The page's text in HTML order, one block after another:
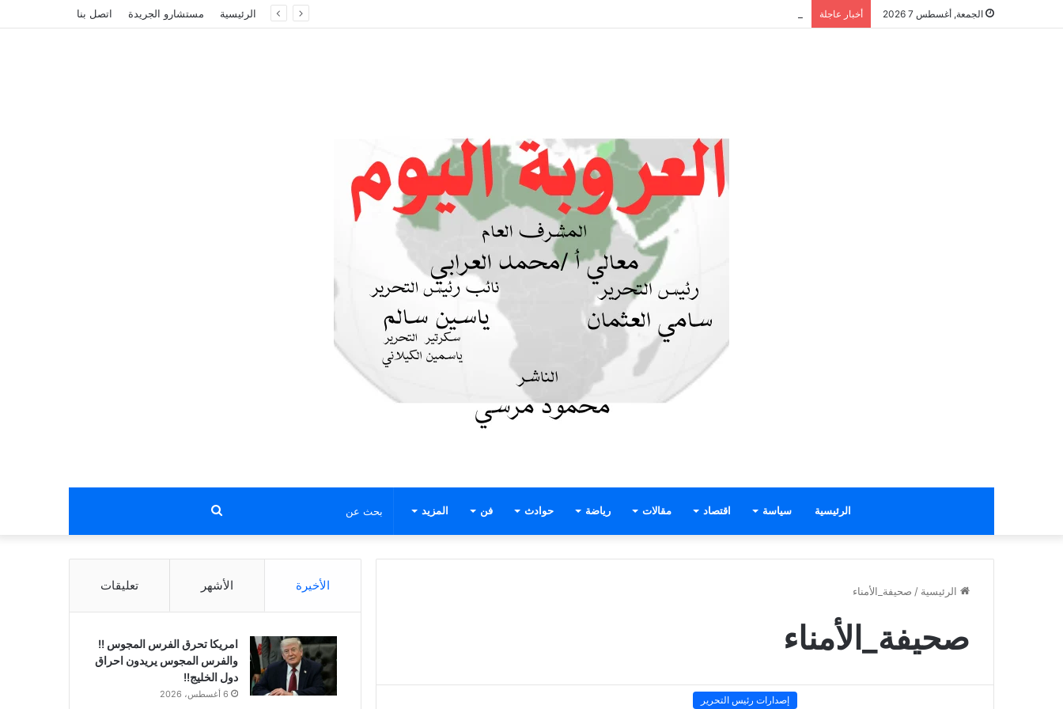
الجمعة, أغسطس 7 2026 أخبار عاجلة الرئيسية مستشارو الجريدة اتصل بنا
الرئيسية سياسة اقتصاد مقالات رياضة حوادث فن المزيد بحث
عن
الرئيسية / صحيفة_الأمناء
صحيفة_الأمناء
إصدارات رئيس التحرير
الأخيرة الأشهر تعليقات
امريكا تحرق الفرس المجوس !!
والفرس المجوس يريدون احراق
دول الخليج!!
6 أغسطس، 2026